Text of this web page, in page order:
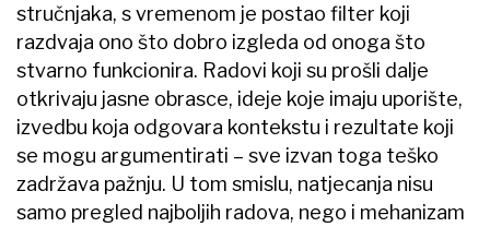
stručnjaka, s vremenom je postao filter koji
razdvaja ono što dobro izgleda od onoga što
stvarno funkcionira. Radovi koji su prošli dalje
otkrivaju jasne obrasce, ideje koje imaju uporište,
izvedbu koja odgovara kontekstu i rezultate koji
se mogu argumentirati – sve izvan toga teško
zadržava pažnju. U tom smislu, natjecanja nisu
samo pregled najboljih radova, nego i mehanizam